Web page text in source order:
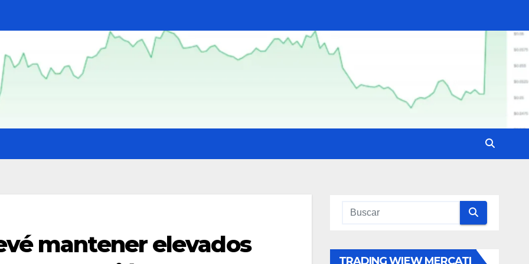
mantener elevados
TRADING WIEW MERCATI